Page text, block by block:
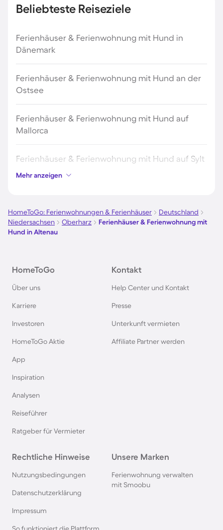
Beliebteste Reiseziele
Ferienhäuser & Ferienwohnung mit Hund in
Dänemark
Ferienhäuser & Ferienwohnung mit Hund an der
Ostsee
Ferienhäuser & Ferienwohnung mit Hund auf
Mallorca
Ferienhäuser & Ferienwohnung mit Hund auf Sylt
Ferienhäuser & Ferienwohnung mit Hund auf
Ferienhäuser & Ferienwohnung mit Hund am
Ferienhäuser & Ferienwohnung mit Hund auf
Rügen
Gardasee
Nordsee
Ferienhäuser & Ferienwohnung mit Hund in
Allgäu
Ferienhäuser & Ferienwohnung mit Hund auf
Mehr anzeigen
HomeToGo: Ferienwohnungen & Ferienhäuser
Deutschland
Niedersachsen
Oberharz
Ferienhäuser & Ferienwohnung mit
Hund in Altenau
HomeToGo
Über uns
Karriere
Investoren
HomeToGo Aktie
App
Inspiration
Analysen
Reiseführer
Ratgeber für Vermieter
Kontakt
Help Center und Kontakt
Presse
Unterkunft vermieten
Affiliate Partner werden
Rechtliche Hinweise
Nutzungsbedingungen
Datenschutzerklärung
Impressum
Unsere Marken
Ferienwohnung verwalten
mit Smoobu